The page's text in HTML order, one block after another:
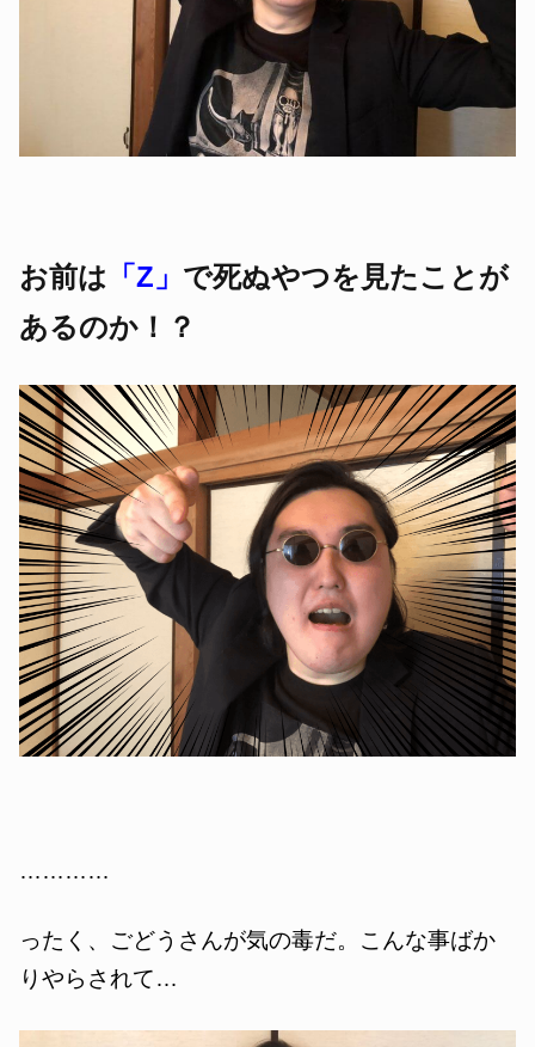
お前は 「Z」 で死ぬやつを見たことが
あるのか！？
…………
ったく、ごどうさんが気の毒だ。こんな事ばか
りやらされて…